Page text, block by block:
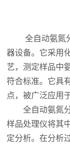
全自动氨氮分
器设备。它采用
艺，测定样品中
符合标准。它具
点，被广泛应用
全自动氨氮分
样品处理仪将其
定分析。在分析